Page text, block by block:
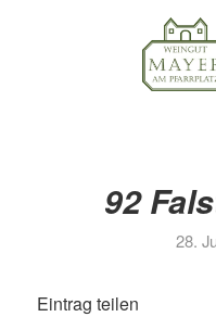
92
28.
Eintrag teilen